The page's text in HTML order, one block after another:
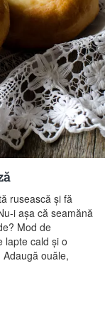
rusească şi fă
i aşa că seamănă
Mod de
lapte cald şi o
ouăle,